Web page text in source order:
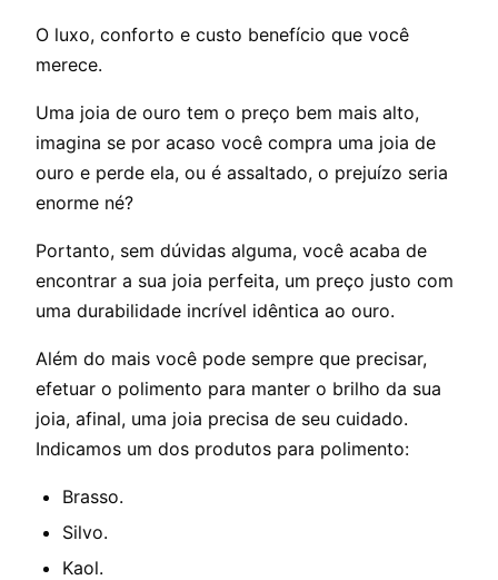
O luxo, conforto e custo benefício que você
merece.
Uma joia de ouro tem o preço bem mais alto,
imagina se por acaso você compra uma joia de
ouro e perde ela, ou é assaltado, o prejuízo seria
enorme né?
Portanto, sem dúvidas alguma, você acaba de
encontrar a sua joia perfeita, um preço justo com
uma durabilidade incrível idêntica ao ouro.
Além do mais você pode sempre que precisar,
efetuar o polimento para manter o brilho da sua
joia, afinal, uma joia precisa de seu cuidado.
Indicamos um dos produtos para polimento:
Brasso.
Silvo.
Kaol.